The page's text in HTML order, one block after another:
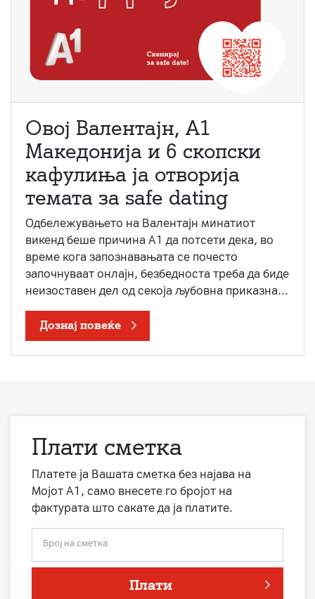
Овој Валентајн, A1
Македонија и 6 скопски
кафулиња ја отворија
темата за safe dating
Одбележувањето на Валентајн минатиот
викенд беше причина А1 да потсети дека, во
време кога запознавањата се почесто
започнуваат онлајн, безбедноста треба да биде
неизоставен дел од секоја љубовна приказна...
Дознај повеќе
Плати сметка
Платете ја Вашата сметка без најава на
Мојот А1, само внесете го бројот на
фактурата што сакате да ја платите.
Број на сметка
Плати